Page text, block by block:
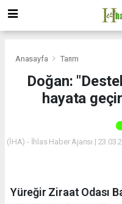
Anasayfa Tarım
Doğan:
hayata
(İHA) - İhlas Haber Ajansı |
Yüreğir Ziraat Odası